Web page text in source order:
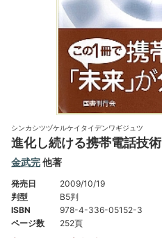
シンカシツヅケルケイタイデンワギジュツ
進化し続ける携帯電話技術
金武完他著
発売日
2009/10/19
判型
B5判
ISBN
978-4-336-05152-3
ページ数
252頁